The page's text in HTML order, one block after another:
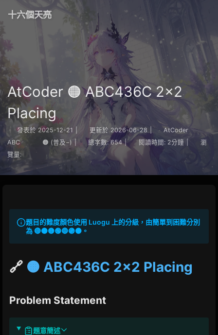
十六個天亮
AtCoder 🟠 ABC436C 2x2
Placing
發表於 2025-12-21 更新於 2026-06-28
AtCoder
ABC
🟠 (普及−) 總字數: 654 閱讀時間: 2分鐘
瀏
覽量:
題目的難度顏色使用 Luogu 上的分級，由簡單到困難分別
為 🔴🟠🟡🟢🔵🟣⚫。
🔗 🟠 ABC436C 2x2 Placing
Problem Statement
題意簡述